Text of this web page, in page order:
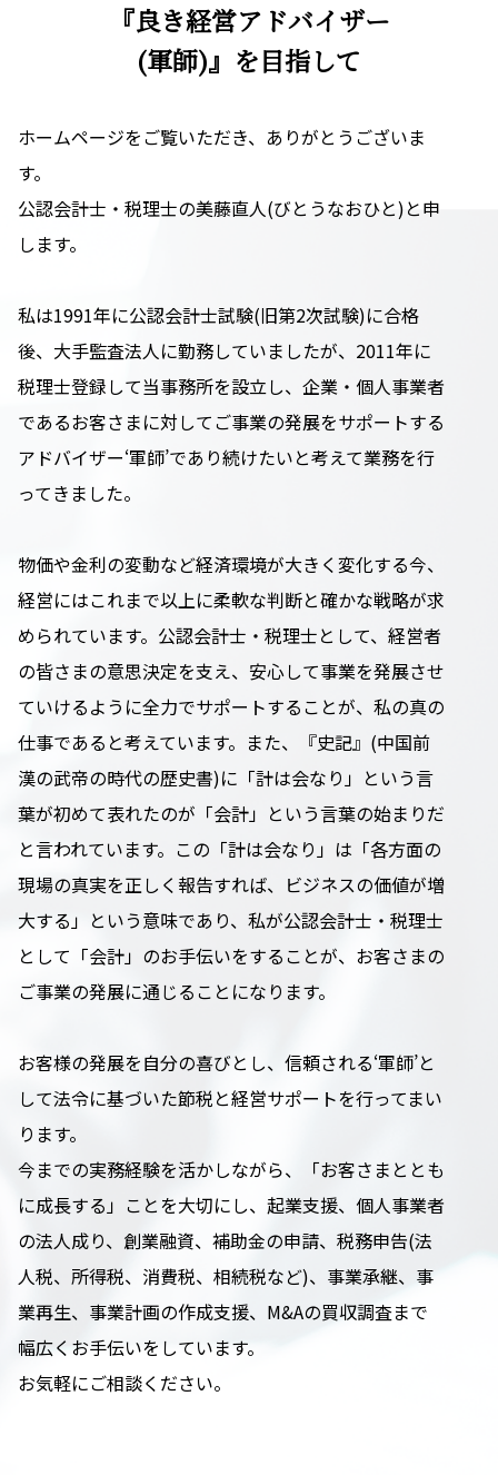
『良き経営アドバイザー
(軍師)』を目指して
ホームページをご覧いただき、ありがとうございま
す。
公認会計士・税理士の美藤直人(びとうなおひと)と申
します。
私は1991年に公認会計士試験(旧第2次試験)に合格
後、大手監査法人に勤務していましたが、2011年に
税理士登録して当事務所を設立し、企業・個人事業者
であるお客さまに対してご事業の発展をサポートする
アドバイザー‘軍師’であり続けたいと考えて業務を行
ってきました。
物価や金利の変動など経済環境が大きく変化する今、
経営にはこれまで以上に柔軟な判断と確かな戦略が求
められています。公認会計士・税理士として、経営者
の皆さまの意思決定を支え、安心して事業を発展させ
ていけるように全力でサポートすることが、私の真の
仕事であると考えています。また、『史記』(中国前
漢の武帝の時代の歴史書)に「計は会なり」という言
葉が初めて表れたのが「会計」という言葉の始まりだ
と言われています。この「計は会なり」は「各方面の
現場の真実を正しく報告すれば、ビジネスの価値が増
大する」という意味であり、私が公認会計士・税理士
として「会計」のお手伝いをすることが、お客さまの
ご事業の発展に通じることになります。
お客様の発展を自分の喜びとし、信頼される‘軍師’と
して法令に基づいた節税と経営サポートを行ってまい
ります。
今までの実務経験を活かしながら、「お客さまととも
に成長する」ことを大切にし、起業支援、個人事業者
の法人成り、創業融資、補助金の申請、税務申告(法
人税、所得税、消費税、相続税など)、事業承継、事
業再生、事業計画の作成支援、M&Aの買収調査まで
幅広くお手伝いをしています。
お気軽にご相談ください。